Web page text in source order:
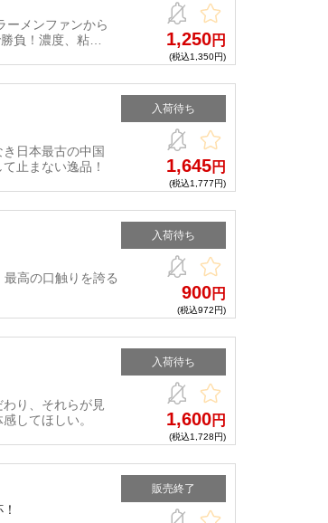
ーメンファンから
負！濃度、粘
1,250円
(税込1,350円)
入荷待ち
日本最古の中国
止まない逸品！
1,645円
(税込1,777円)
入荷待ち
高の口触りを誇る
900円
(税込972円)
入荷待ち
り、それらが見
してほしい。
1,600円
(税込1,728円)
販売終了